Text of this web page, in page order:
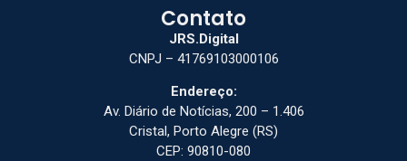
Contato
JRS.Digital
CNPJ – 41769103000106
Endereço:
Av. Diário de Notícias, 200 – 1.406
Cristal, Porto Alegre (RS)
CEP: 90810-080